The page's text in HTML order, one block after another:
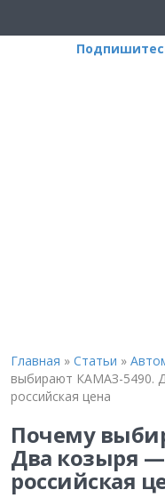
Главная » Статьи »
выбирают КАМАЗ-5490.
российская цена
Почему
Два козыря
российская